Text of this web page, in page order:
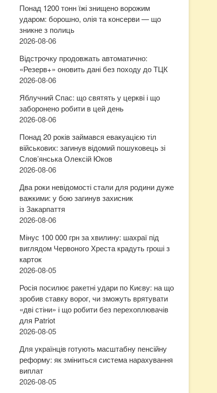
Понад 1200 тонн їжі знищено ворожим
ударом: борошно, олія та консерви — що
зникне з полиць
2026-08-06
Відстрочку продовжать автоматично:
«Резерв+» оновить дані без походу до ТЦК
2026-08-06
Яблучний Спас: що святять у церкві і що
заборонено робити в цей день
2026-08-06
Понад 20 років займався евакуацією тіл
військових: загинув відомий пошуковець зі
Слов’янська Олексій Юков
2026-08-06
Два роки невідомості стали для родини дуже
важкими: у бою загинув захисник
із Закарпаття
2026-08-06
Мінус 100 000 грн за хвилину: шахраї під
виглядом Червоного Хреста крадуть гроші з
карток
2026-08-05
Росія посилює ракетні удари по Києву: на що
зробив ставку ворог, чи зможуть врятувати
«дві стіни» і що робити без перехоплювачів
для Patriot
2026-08-05
Для українців готують масштабну пенсійну
реформу: як зміниться система нарахування
виплат
2026-08-05